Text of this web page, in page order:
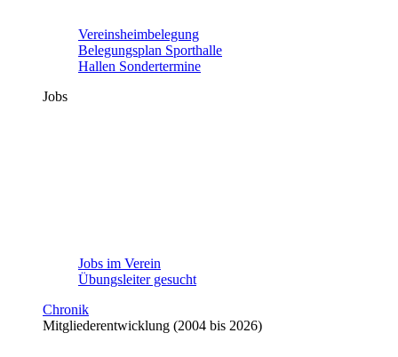
Vereinsheimbelegung
Belegungsplan Sporthalle
Hallen Sondertermine
Jobs
Jobs im Verein
Übungsleiter gesucht
Chronik
Mitgliederentwicklung (2004 bis 2026)